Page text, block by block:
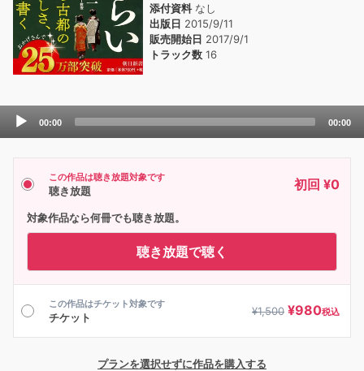
添付資料なし
出版日 2015/9/11
販売開始日 2017/9/1
トラック数 16
Audio
Player
00:00 00:00
この作品は聴き放題対象です
聴き放題 初回 ¥0
対象作品なら何冊でも聴き放題。
聴き放題で聴く
この作品はチケット対象です
チケット ¥1,500 ¥980税込
プランを選択せずに作品を購入する